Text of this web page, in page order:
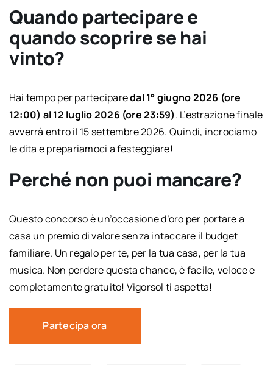
Quando partecipare e
quando scoprire se hai
vinto?
Hai tempo per parteciparedal 1° giugno 2026 (ore
12:00) al 12 luglio 2026 (ore 23:59). L’estrazione finale
avverrà entro il 15 settembre 2026. Quindi, incrociamo
le dita e prepariamoci a festeggiare!
Perché non puoi mancare?
Questo concorso è un’occasione d’oro per portare a
casa un premio di valore senza intaccare il budget
familiare. Un regalo per te, per la tua casa, per la tua
musica. Non perdere questa chance, è facile, veloce e
completamente gratuito! Vigorsol ti aspetta!
Partecipa ora